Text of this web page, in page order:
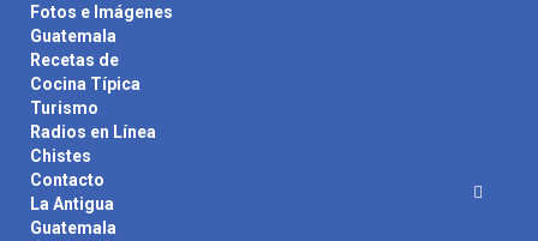
content
Fotos e Imágenes
Guatemala
Recetas de
Cocina Típica
Turismo
Radios en Línea
Chistes
Contacto
La Antigua
Guatemala